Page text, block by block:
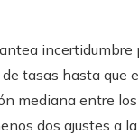
tasas hasta que
mediana entre
dos ajustes a